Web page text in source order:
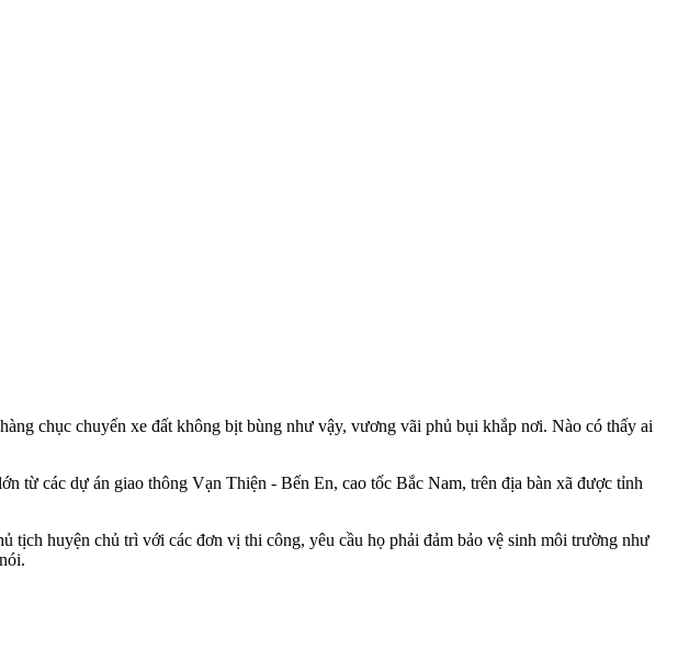
chục chuyến xe đất không bịt bùng như vậy, vương vãi phủ bụi khắp nơi. Nào có thấy ai
từ các dự án giao thông Vạn Thiện - Bến En, cao tốc Bắc Nam, trên địa bàn xã được tỉnh
huyện chủ trì với các đơn vị thi công, yêu cầu họ phải đảm bảo vệ sinh môi trường như